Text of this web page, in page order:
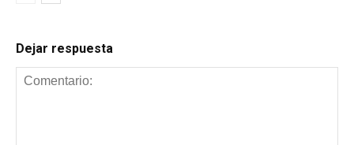
Dejar respuesta